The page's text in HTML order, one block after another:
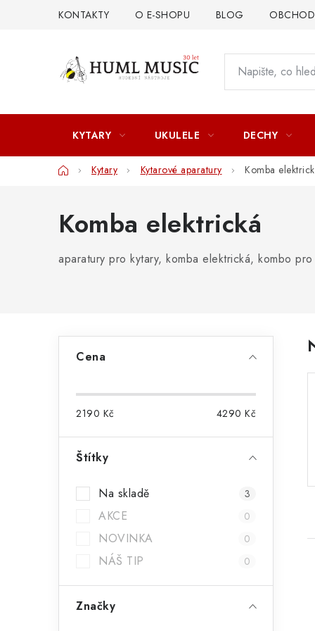
KONTAKTY O E-SHOPU BLOG
KYTARY UKULELE DECHY
DomůKytary Kytarové aparatury Komba
Komba elektrická
aparatury pro kytary, komba elektrická, kombo
t
p
Cena
2190 Kč 4290 Kč
Štítky
Na skladě 3
AKCE 0
NOVINKA 0
NÁŠ TIP 0
Značky